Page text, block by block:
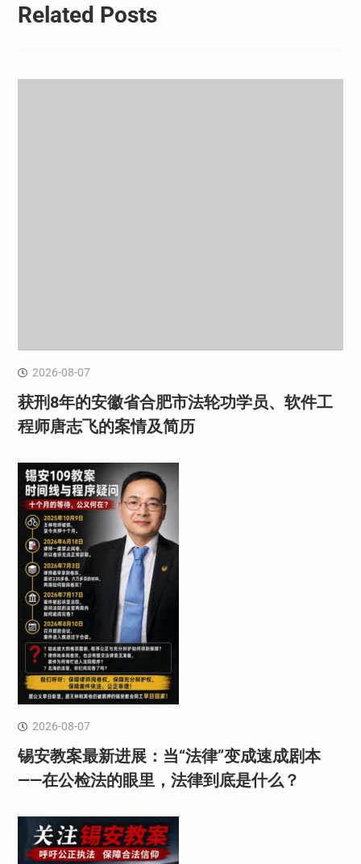
Related Posts
2026-08-07
获刑8年的安徽省合肥市法轮功学员、软件工
程师唐志飞的案情及简历
2026-08-07
锡安教案最新进展：当“法律”变成速成剧本
——在公检法的眼里，法律到底是什么？